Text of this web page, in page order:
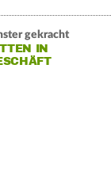
gekracht
IN